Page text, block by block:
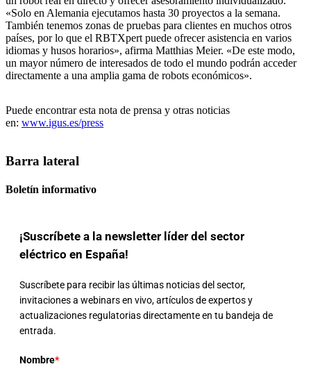
«Solo en Alemania ejecutamos hasta 30 proyectos a la semana.
También tenemos zonas de pruebas para clientes en muchos otros
países, por lo que el RBTXpert puede ofrecer asistencia en varios
idiomas y husos horarios», afirma Matthias Meier. «De este modo,
un mayor número de interesados de todo el mundo podrán acceder
directamente a una amplia gama de robots económicos».
Puede encontrar esta nota de prensa y otras noticias
en: www.igus.es/press
Barra lateral
Boletín informativo
¡Suscríbete a la newsletter líder del sector
eléctrico en España!
Suscríbete para recibir las últimas noticias del sector,
invitaciones a webinars en vivo, artículos de expertos y
actualizaciones regulatorias directamente en tu bandeja de
entrada.
Nombre*